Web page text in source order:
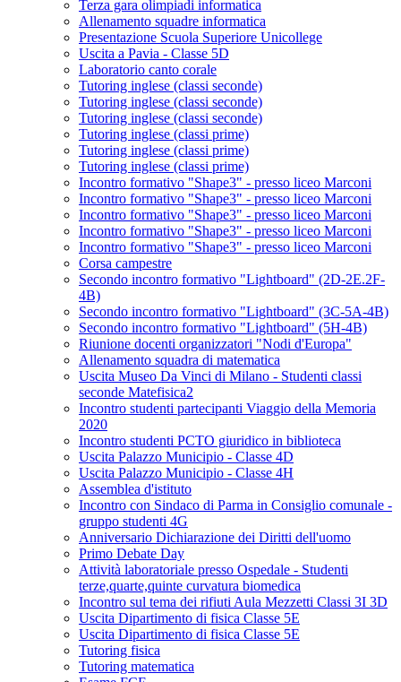
Terza gara olimpiadi informatica
Allenamento squadre informatica
Presentazione Scuola Superiore Unicollege
Uscita a Pavia - Classe 5D
Laboratorio canto corale
Tutoring inglese (classi seconde)
Tutoring inglese (classi seconde)
Tutoring inglese (classi seconde)
Tutoring inglese (classi prime)
Tutoring inglese (classi prime)
Tutoring inglese (classi prime)
Incontro formativo "Shape3" - presso liceo Marconi
Incontro formativo "Shape3" - presso liceo Marconi
Incontro formativo "Shape3" - presso liceo Marconi
Incontro formativo "Shape3" - presso liceo Marconi
Incontro formativo "Shape3" - presso liceo Marconi
Corsa campestre
Secondo incontro formativo "Lightboard" (2D-2E.2F-
4B)
Secondo incontro formativo "Lightboard" (3C-5A-4B)
Secondo incontro formativo "Lightboard" (5H-4B)
Riunione docenti organizzatori "Nodi d'Europa"
Allenamento squadra di matematica
Uscita Museo Da Vinci di Milano - Studenti classi
seconde Matefisica2
Incontro studenti partecipanti Viaggio della Memoria
2020
Incontro studenti PCTO giuridico in biblioteca
Uscita Palazzo Municipio - Classe 4D
Uscita Palazzo Municipio - Classe 4H
Assemblea d'istituto
Incontro con Sindaco di Parma in Consiglio comunale -
gruppo studenti 4G
Anniversario Dichiarazione dei Diritti dell'uomo
Primo Debate Day
Attività laboratoriale presso Ospedale - Studenti
terze,quarte,quinte curvatura biomedica
Incontro sul tema dei rifiuti Aula Mezzetti Classi 3I 3D
Uscita Dipartimento di fisica Classe 5E
Uscita Dipartimento di fisica Classe 5E
Tutoring fisica
Tutoring matematica